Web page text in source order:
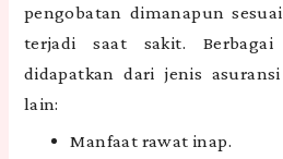
pengobatan dimanapun
terjadi saat sakit.
didapatkan dari jenis
lain:
Manfaat rawat inap.